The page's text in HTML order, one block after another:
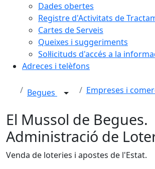
Dades obertes
Registre d'Activitats de
Cartes de Serveis
Queixes i suggeriments
Sol·licituds d'accés a la
Adreces i telèfons
Begues Empreses i
El Mussol de Begues.
Administració de
Venda de loteries i apostes de l'Estat.